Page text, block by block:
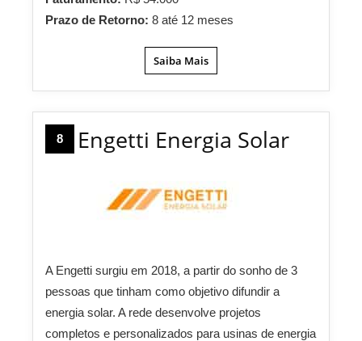
Prazo de Retorno: 8 até 12 meses
Saiba Mais
8 Engetti Energia Solar
A Engetti surgiu em 2018, a partir do sonho de 3
pessoas que tinham como objetivo difundir a
energia solar. A rede desenvolve projetos
completos e personalizados para usinas de energia